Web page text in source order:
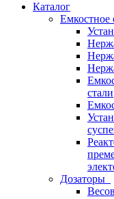
Каталог
Емкостное
стали
Дозаторы